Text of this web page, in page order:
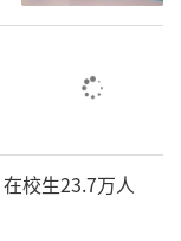
9日。期间，
专家学者、
合作发展大
校生23.7万人